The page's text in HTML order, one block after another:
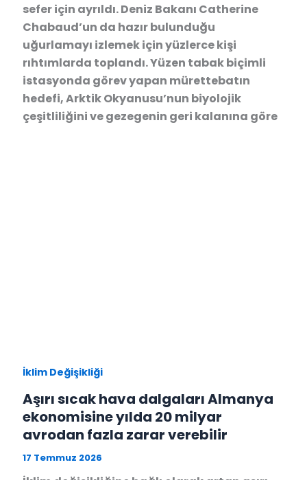
sefer için ayrıldı. Deniz Bakanı Catherine
Chabaud’un da hazır bulunduğu
uğurlamayı izlemek için yüzlerce kişi
rıhtımlarda toplandı. Yüzen tabak biçimli
istasyonda görev yapan mürettebatın
hedefi, Arktik Okyanusu’nun biyolojik
çeşitliliğini ve gezegenin geri kalanına göre
İklim Değişikliği
Aşırı sıcak hava dalgaları Almanya
ekonomisine yılda 20 milyar
avrodan fazla zarar verebilir
17 Temmuz 2026